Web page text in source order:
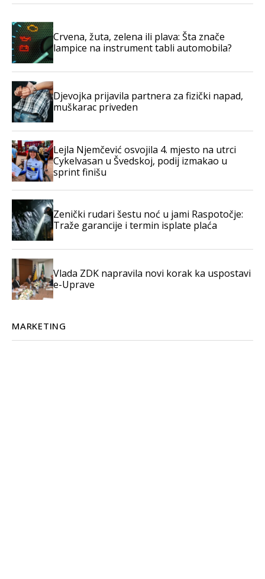
Crvena, žuta, zelena ili plava: Šta znače
lampice na instrument tabli automobila?
Djevojka prijavila partnera za fizički napad,
muškarac priveden
Lejla Njemčević osvojila 4. mjesto na utrci
Cykelvasan u Švedskoj, podij izmakao u
sprint finišu
Zenički rudari šestu noć u jami Raspotočje:
Traže garancije i termin isplate plaća
Vlada ZDK napravila novi korak ka uspostavi
e-Uprave
MARKETING